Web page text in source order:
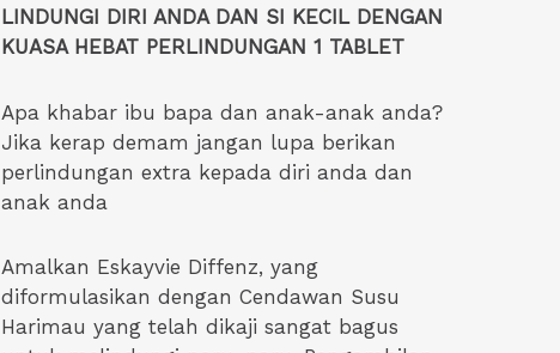
LINDUNGI DIRI ANDA DAN SI KECIL DENGAN
KUASA HEBAT PERLINDUNGAN 1 TABLET
Apa khabar ibu bapa dan anak-anak anda?
Jika kerap demam jangan lupa berikan
perlindungan extra kepada diri anda dan
anak anda
Amalkan Eskayvie Diffenz, yang
diformulasikan dengan Cendawan Susu
Harimau yang telah dikaji sangat bagus